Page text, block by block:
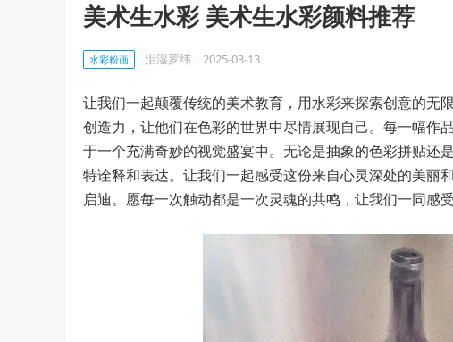
美术生水彩 美术生水彩颜料推荐
水彩粉画 泪湿罗纬 · 2025-03-13
让我们一起颠覆传统的美术教育，用水彩来探索创意的无
创造力，让他们在色彩的世界中尽情展现自己。每一幅作
于一个充满奇妙的视觉盛宴中。无论是抽象的色彩拼贴还
特诠释和表达。让我们一起感受这份来自心灵深处的美丽
启迪。愿每一次触动都是一次灵魂的共鸣，让我们一同感